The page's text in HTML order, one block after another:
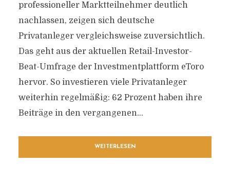
professioneller Marktteilnehmer deutlich
nachlassen, zeigen sich deutsche
Privatanleger vergleichsweise zuversichtlich.
Das geht aus der aktuellen Retail-Investor-
Beat-Umfrage der Investmentplattform eToro
hervor. So investieren viele Privatanleger
weiterhin regelmäßig: 62 Prozent haben ihre
Beiträge in den vergangenen...
WEITERLESEN